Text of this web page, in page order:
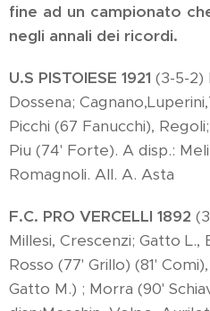
fine ad un campionato
negli annali dei ricordi.
U.S PISTOIESE 1921 (3-5-2)
Dossena;
Picchi (67 Fanucchi),
Piu (74' Forte). A disp.:
Romagnoli. All. A. Asta
F.C. PRO VERCELLI 1892
Millesi, Crescenzi; Gatto L.,
Rosso (77' Grillo) (81'
Gatto M.) ; Morra (90'